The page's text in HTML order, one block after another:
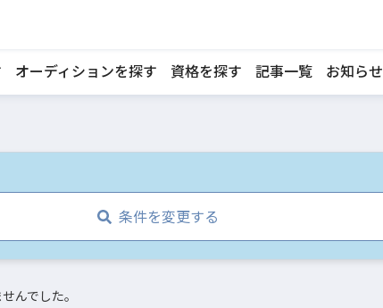
オーディションを探す 資格を探す 記事一覧 お知らせ
条件を変更する
んでした。